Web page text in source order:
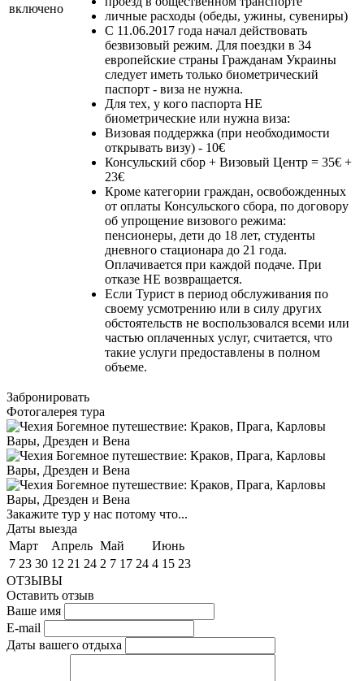
включено
личные расходы (обеды, ужины, сувениры)
С 11.06.2017 года начал действовать
безвизовый режим. Для поездки в 34
европейские страны Гражданам Украины
следует иметь только биометрический
паспорт - виза не нужна.
Для тех, у кого паспорта НЕ
биометрические или нужна виза:
Визовая поддержка (при необходимости
открывать визу) - 10€
Консульский сбор + Визовый Центр = 35€ +
23€
Кроме категории граждан, освобожденных
от оплаты Консульского сбора, по договору
об упрощение визового режима:
пенсионеры, дети до 18 лет, студенты
дневного стационара до 21 года.
Оплачивается при каждой подаче. При
отказе НЕ возвращается.
Если Турист в период обслуживания по
своему усмотрению или в силу других
обстоятельств не воспользовался всеми или
частью оплаченных услуг, считается, что
такие услуги предоставлены в полном
объеме.
Забронировать
Фотогалерея тура
Закажите тур у нас потому что...
Даты выезда
Март
Апрель Май
Июнь
7 23 30 12 21 24 2 7 17 24 4 15 23
ОТЗЫВЫ
Оставить отзыв
Ваше имя
E-mail
Даты вашего отдыха